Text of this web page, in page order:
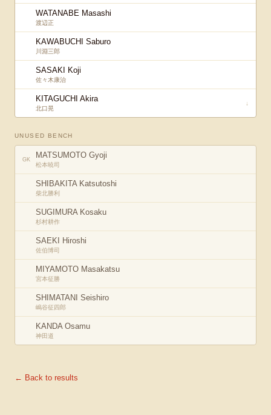
WATANABE Masashi
渡辺正
KAWABUCHI Saburo
川淵三郎
SASAKI Koji
佐々木康治
KITAGUCHI Akira
北口晃
↓
UNUSED BENCH
GK MATSUMOTO Gyoji
松本暁司
SHIBAKITA Katsutoshi
柴北勝利
SUGIMURA Kosaku
杉村耕作
SAEKI Hiroshi
佐伯博司
MIYAMOTO Masakatsu
宮本征勝
SHIMATANI Seishiro
嶋谷征四郎
KANDA Osamu
神田道
← Back to results